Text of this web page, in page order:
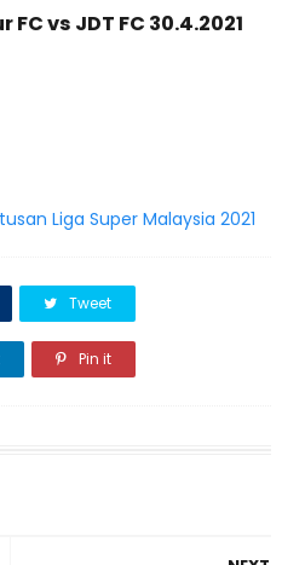
vs JDT FC 30.4.2021
Liga Super Malaysia 2021
Tweet
Pin it